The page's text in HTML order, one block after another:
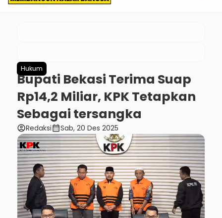
Hukum
Bupati Bekasi Terima Suap
Rp14,2 Miliar, KPK Tetapkan
Sebagai tersangka
account_circleRedaksicalendar_monthSab, 20 Des 2025